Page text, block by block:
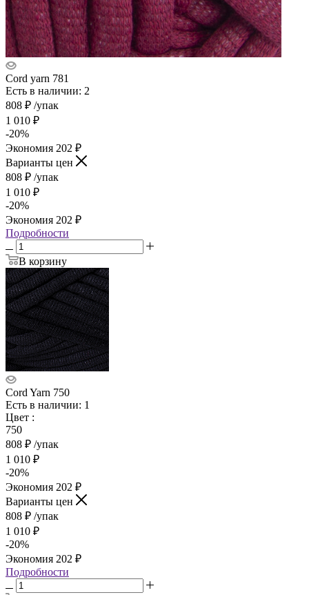
Cord yarn 781
Есть в наличии: 2
808 ₽ /упак
1 010 ₽
-20%
Экономия 202 ₽
Варианты цен
808 ₽ /упак
1 010 ₽
-20%
Экономия 202 ₽
Подробности
В корзину
Cord Yarn 750
Есть в наличии: 1
Цвет :
750
808 ₽ /упак
1 010 ₽
-20%
Экономия 202 ₽
Варианты цен
808 ₽ /упак
1 010 ₽
-20%
Экономия 202 ₽
Подробности